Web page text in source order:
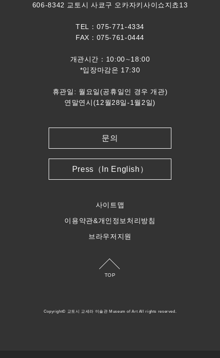
606-8342 교토시 사쿄구 오카자키사이쇼지쵸13
TEL：075-771-4334
FAX：075-761-0444
개관시간：10:00∼18:00
*입장마감은 17:30
휴관일: 월요일(공휴일인 경우 개관)
연말연시(12월28일-1월2일)
문의
Press（In English）
사이트맵
이용약관&개인정보처리방침
브라우저지원
TOP
Copyright© 교토시 교세라 미술관 Museum of Art All rights reserved.